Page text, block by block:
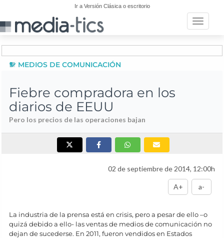
Ir a Versión Clásica o escritorio
Toggle
MEDIOS DE COMUNICACIÓN
Fiebre compradora en los
diarios de EEUU
Pero los precios de las operaciones bajan
02 de septiembre de 2014, 12:00h
A+ a-
La industria de la prensa está en crisis, pero a pesar de ello –o
quizá debido a ello- las ventas de medios de comunicación no
dejan de sucederse. En 2011, fueron vendidos en Estados